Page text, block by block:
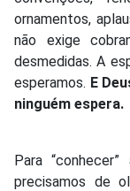
ornamentos,
não exige
desmedidas. A
esperamos. E
ninguém espera.
Para
precisamos de